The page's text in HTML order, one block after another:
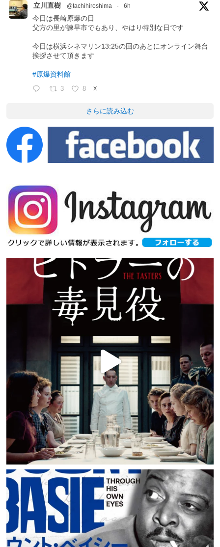
立川直樹 @tachihiroshima · 6h
今日は長崎原爆の日
父方の里が諫早市でもあり、やはり特別な日です
今日は横浜シネマリン13:25の回のあとにオンライン舞台
挨拶させて頂きます
#原爆資料館
3 8 X
さらに読み込む